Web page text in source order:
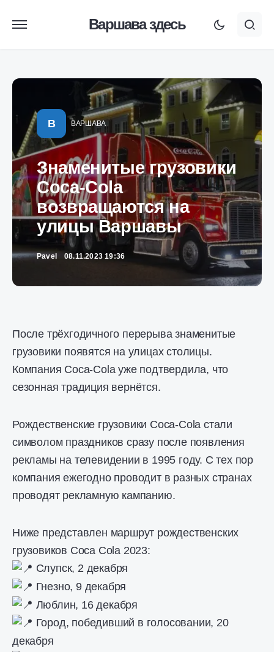
Варшава здесь
В ВАРШАВА
Знаменитые грузовики
Coca-Cola
возвращаются на
улицы Варшавы
Pavel 08.11.2023 19:36
После трёхгодичного перерыва знаменитые
грузовики появятся на улицах столицы.
Компания Coca-Cola уже подтвердила, что
сезонная традиция вернётся.
Рождественские грузовики Coca-Cola стали
символом праздников сразу после появления
рекламы на телевидении в 1995 году. С тех пор
компания ежегодно проводит в разных странах
проводят рекламную кампанию.
Ниже представлен маршрут рождественских
грузовиков Coca Cola 2023:
Слупск, 2 декабря
Гнезно, 9 декабря
Люблин, 16 декабря
Город, победивший в голосовании, 20
декабря